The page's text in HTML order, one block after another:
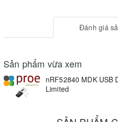
Đánh giá
Sản phẩm vừa xem
nRF52840 MDK USB
Limited